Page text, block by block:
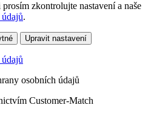
zkontrolujte nastavení a naše
.
Upravit nastavení
osobních údajů
Customer-Match